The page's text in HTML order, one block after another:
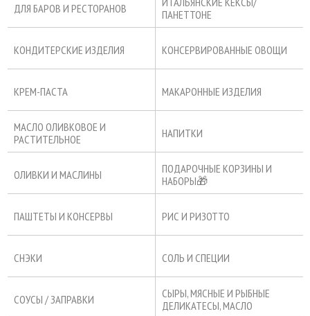
ДЛЯ БАРОВ И РЕСТОРАНОВ
ПАНЕТТОНЕ
КОНДИТЕРСКИЕ ИЗДЕЛИЯ КОНСЕРВИРОВАННЫЕ ОВОЩИ
КРЕМ-ПАСТА МАКАРОННЫЕ ИЗДЕЛИЯ
МАСЛО ОЛИВКОВОЕ И
РАСТИТЕЛЬНОЕ
НАПИТКИ
ОЛИВКИ И МАСЛИНЫ
ПОДАРОЧНЫЕ КОРЗИНЫ И
НАБОРЫ🎁
ПАШТЕТЫ И КОНСЕРВЫ РИС И РИЗОТТО
СНЭКИ СОЛЬ И СПЕЦИИ
СОУСЫ / ЗАПРАВКИ
СЫРЫ, МЯСНЫЕ И РЫБНЫЕ
ДЕЛИКАТЕСЫ, МАСЛО